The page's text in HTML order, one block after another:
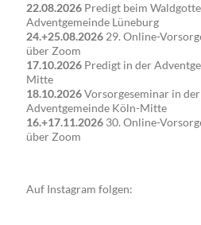
22.08.2026 Predigt beim
Adventgemeinde Lüneburg
24.+25.08.2026 29. Online-
über Zoom
17.10.2026 Predigt in der
Mitte
18.10.2026Vorsorgeseminar in der
Adventgemeinde Köln-Mitte
16.+17.11.2026 30. Online-
über Zoom
Auf Instagram folgen: